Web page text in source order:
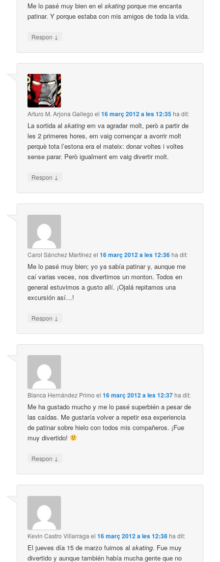
Me lo pasé muy bien en elskating porque me encanta
patinar. Y porque estaba con mis amigos de toda la vida.
Respon ↓
Arturo M. Arjona Gallego el16 març 2012 a les 12:35ha dit:
La sortida alskating em va agradar molt, però a partir de
les 2 primeres hores, em vaig començar a avorrir molt
perquè tota l’estona era el mateix: donar voltes i voltes
sense parar. Però igualment em vaig divertir molt.
Respon ↓
Carol Sánchez Martínezel16 març 2012 a les 12:36ha dit:
Me lo pasé muy bien; yo ya sabía patinar y, aunque me
caí varias veces, nos divertimos un monton. Todos en
general estuvimos a gusto allí. ¡Ojalá repitamos una
excursión así…!
Respon ↓
Blanca Hernández Primo el16 març 2012 a les 12:37ha dit:
Me ha gustado mucho y me lo pasé superbién a pesar de
las caídas. Me gustaría volver a repetir esa experiencia
de patinar sobre hielo con todos mis compañeros. ¡Fue
muy divertido!
Respon ↓
Kevin Castro Villarraga el16 març 2012 a les 12:38ha dit:
El jueves día 15 de marzo fuimos alskating. Fue muy
divertido y aunque también había mucha gente que no